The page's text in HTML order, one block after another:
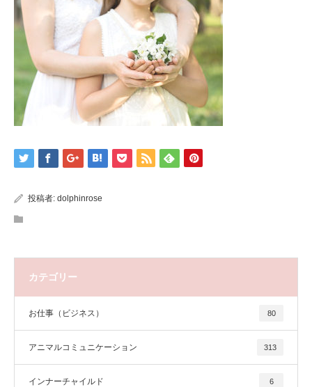
投稿者: dolphinrose
カテゴリー
お仕事（ビジネス） 80
アニマルコミュニケーション 313
インナーチャイルド 6